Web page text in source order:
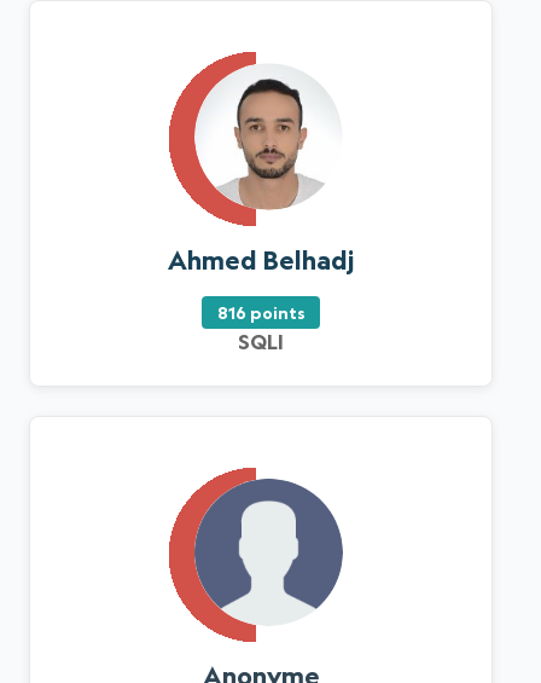
Ahmed Belhadj
816 points
SQLI
Anonyme